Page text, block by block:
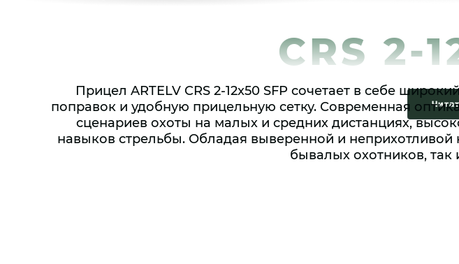
CRS 2-
Прицел ARTELV CRS 2-12x50 SFP сочетает в себе
поправок и удобную прицельную сетку. Современная
сценариев охоты на малых и средних дистанциях,
навыков стрельбы. Обладая выверенной и неприхотливой
бывалых охотников,